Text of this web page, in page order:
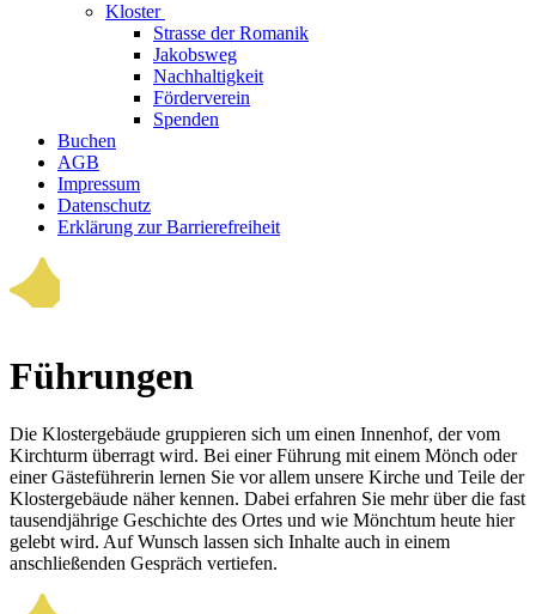
Kloster
Strasse der Romanik
Jakobsweg
Nachhaltigkeit
Förderverein
Spenden
Buchen
AGB
Impressum
Datenschutz
Erklärung zur Barrierefreiheit
Führungen
Die Klostergebäude gruppieren sich um einen Innenhof, der vom
Kirchturm überragt wird. Bei einer Führung mit einem Mönch oder
einer Gästeführerin lernen Sie vor allem unsere Kirche und Teile der
Klostergebäude näher kennen. Dabei erfahren Sie mehr über die fast
tausendjährige Geschichte des Ortes und wie Mönchtum heute hier
gelebt wird. Auf Wunsch lassen sich Inhalte auch in einem
anschließenden Gespräch vertiefen.